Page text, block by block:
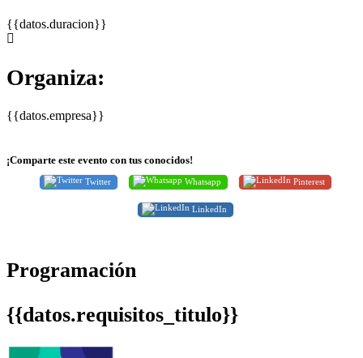
{{datos.duracion}}
Organiza:
{{datos.empresa}}
¡Comparte este evento con tus conocidos!
Twitter Whatsapp Pinterest
LinkedIn
Programación
{{datos.requisitos_titulo}}